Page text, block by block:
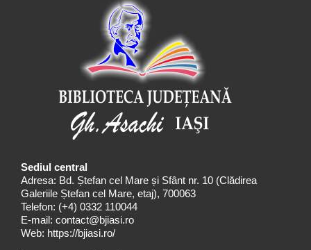
Sediul central
Adresa: Bd. Ștefan cel Mare și Sfânt nr. 10 (Clădirea
Galeriile Ștefan cel Mare, etaj), 700063
Telefon: (+4) 0332 110044
E-mail: contact@bjiasi.ro
Web: https://bjiasi.ro/